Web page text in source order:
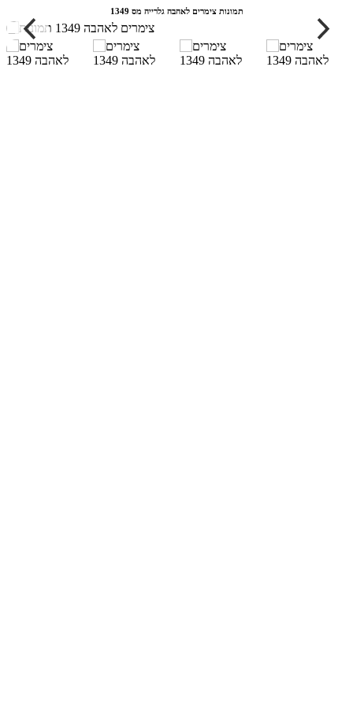
תמונות צימרים לאהבה גלרייה מס 1349